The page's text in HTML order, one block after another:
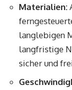
Materialien:
langlebigen
langfristige
sicher und